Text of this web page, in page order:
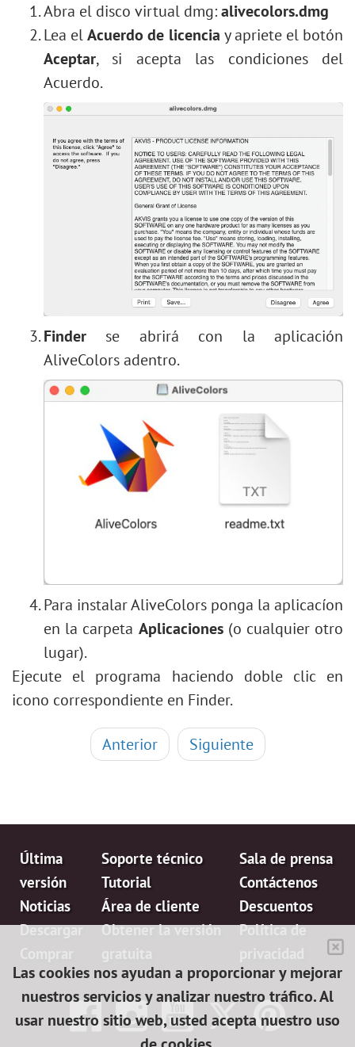
Arte digital
Explosión de texto
Restauración de foto antigua
Efecto Paso alto
Filtros neuronales (AI)
Instalación en Windows
Instalación en Mac
Abra el disco virtual dmg:alivecolors.dmg
Lea elAcuerdo de licencia y apriete el botón
Aceptar, si acepta las condiciones del
Acuerdo.
Finder se abrirá con la aplicación
AliveColors adentro.
Para instalar AliveColors ponga la aplicacíon
en la carpeta Aplicaciones(o cualquier otro
lugar).
Ejecute el programa haciendo doble clic en
icono correspondiente en Finder.
Anterior Siguiente
Última
versión
Noticias
Descargar
Soporte técnico
Tutorial
Área de cliente
Obtener la versión
Sala de prensa
Contáctenos
Descuentos
Política de
Las cookies nos ayudan a proporcionar y mejorar
nuestros servicios y analizar nuestro tráfico. Al
usar nuestro sitio web, usted acepta nuestro uso